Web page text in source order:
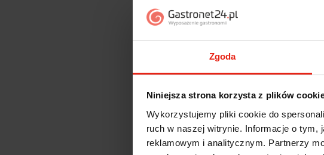
Zgoda
Niniejsza strona korzysta z plików
Wykorzystujemy pliki cookie do
ruch w naszej witrynie. Informacje o tym,
reklamowym i analitycznym. Partnerzy
Jak zbieramy opinie?